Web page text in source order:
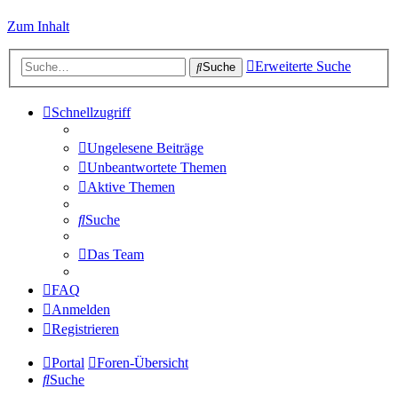
Zum Inhalt
Suche Erweiterte Suche
Schnellzugriff
Ungelesene Beiträge
Unbeantwortete Themen
Aktive Themen
Suche
Das Team
FAQ
Anmelden
Registrieren
Portal
Foren-Übersicht
Suche